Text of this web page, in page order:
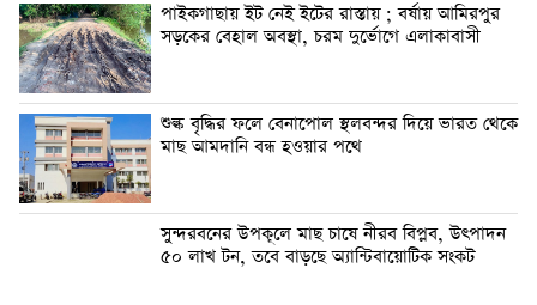
পাইকগাছায় ইট নেই ইটের রাস্তায় ; বর্ষায় আমিরপুর
সড়কের বেহাল অবস্থা, চরম দুর্ভোগে এলাকাবাসী
শুল্ক বৃদ্ধির ফলে বেনাপোল স্থলবন্দর দিয়ে ভারত থেকে
মাছ আমদানি বন্ধ হওয়ার পথে
সুন্দরবনের উপকূলে মাছ চাষে নীরব বিপ্লব, উৎপাদন
৫০ লাখ টন, তবে বাড়ছে অ্যান্টিবায়োটিক সংকট